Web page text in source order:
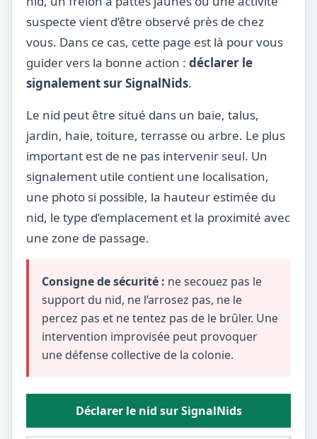
suspecte vient d’être observé près de chez
vous. Dans ce cas, cette page est là pour vous
guider vers la bonne action : déclarer le
signalement sur SignalNids.
Le nid peut être situé dans un baie, talus,
jardin, haie, toiture, terrasse ou arbre. Le plus
important est de ne pas intervenir seul. Un
signalement utile contient une localisation,
une photo si possible, la hauteur estimée du
nid, le type d’emplacement et la proximité avec
une zone de passage.
Consigne de sécurité : ne secouez pas le
support du nid, ne l’arrosez pas, ne le
percez pas et ne tentez pas de le brûler. Une
intervention improvisée peut provoquer
une défense collective de la colonie.
Déclarer le nid sur SignalNids